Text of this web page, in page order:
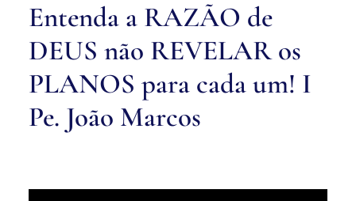
Entenda a RAZÃO de
DEUS não REVELAR os
PLANOS para cada um! I
Pe. João Marcos